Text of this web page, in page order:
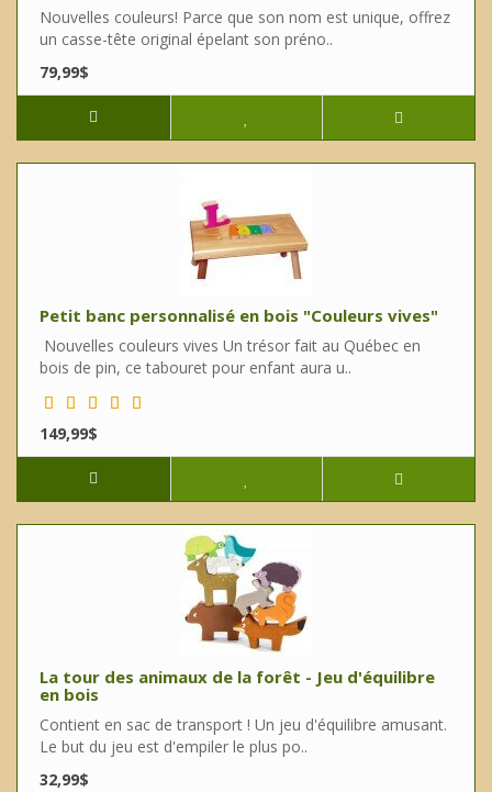
Nouvelles couleurs! Parce que son nom est unique, offrez
un casse-tête original épelant son préno..
79,99$
Petit banc personnalisé en bois "Couleurs vives"
Nouvelles couleurs vives Un trésor fait au Québec en
bois de pin, ce tabouret pour enfant aura u..
149,99$
La tour des animaux de la forêt - Jeu d'équilibre
en bois
Contient en sac de transport ! Un jeu d'équilibre amusant.
Le but du jeu est d'empiler le plus po..
32,99$